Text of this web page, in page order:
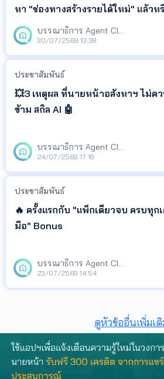
หา "ช่องทางสร้างรายได้ใหม่" แล้วห
ยัง?🧐
บรรณาธิการ Agent Club
30/07/2569 13:38
ประชาสัมพันธ์
💥3 เหตุผล ที่นายหน้าอสังหาฯ ไม่ค
ข้าม สกิล AI 🤖
บรรณาธิการ Agent Club
24/07/2569 17:18
ประชาสัมพันธ์
🔥 ครั้งแรกกับ "แพ็กเดียวจบ ครบทุก
มือ" Bonus
บรรณาธิการ Agent Club
23/07/2569 14:54
ดูหัวข้ออื่นเพิ่มเติ